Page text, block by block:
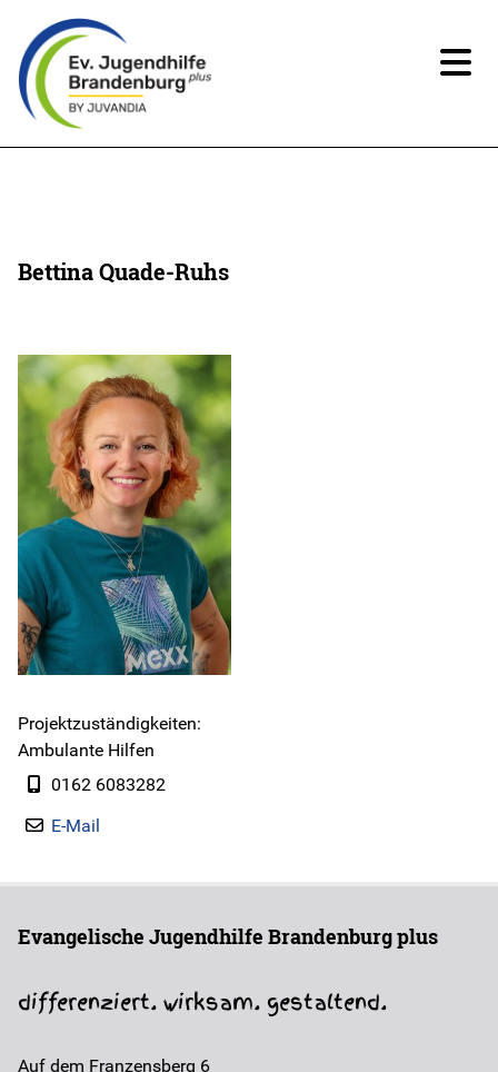
Ansprechpartner*innen
Beteiligung
Spenden
Instagram
Jobs
Geschäftsberichte
Bettina Quade-Ruhs
Projektzuständigkeiten:
Ambulante Hilfen
0162 6083282
E-Mail
Evangelische Jugendhilfe Brandenburg plus
differenziert. wirksam. gestaltend.
Auf dem Franzensberg 6